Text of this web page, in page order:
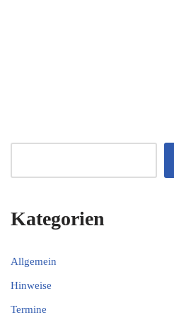
Kategorien
Allgemein
Hinweise
Termine